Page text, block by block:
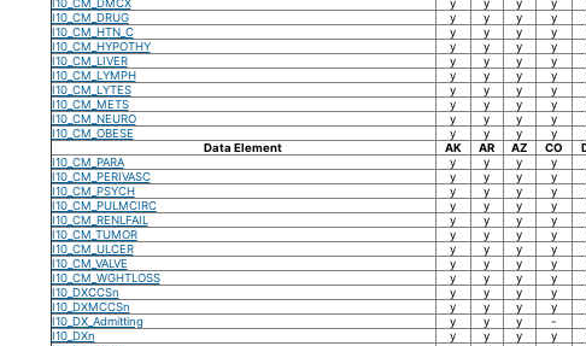
I10_CM_DRUG
y y y y
I10_CM_HTN_C
y y y y
I10_CM_HYPOTHY
y y y y
I10_CM_LIVER
y y y y
I10_CM_LYMPH
y y y y
I10_CM_LYTES
y y y y
I10_CM_METS
y y y y
I10_CM_NEURO
y y y y
I10_CM_OBESE
y y y y
Data Element
AK AR AZ CO
I10_CM_PARA
y y y y
I10_CM_PERIVASC
y y y y
I10_CM_PSYCH
y y y y
I10_CM_PULMCIRC
y y y y
I10_CM_RENLFAIL
y y y y
I10_CM_TUMOR
y y y y
I10_CM_ULCER
y y y y
I10_CM_VALVE
y y y y
I10_CM_WGHTLOSS
y y y y
I10_DXCCSn
y y y y
I10_DXMCCSn
y y y y
I10_DX_Admitting
y y y -
I10_DXn
y y y y